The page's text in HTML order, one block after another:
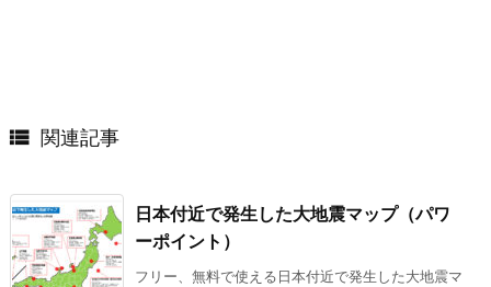
 関連記事
日本付近で発生した大地震マップ（パワ
ーポイント）
フリー、無料で使える日本付近で発生した大地震マ